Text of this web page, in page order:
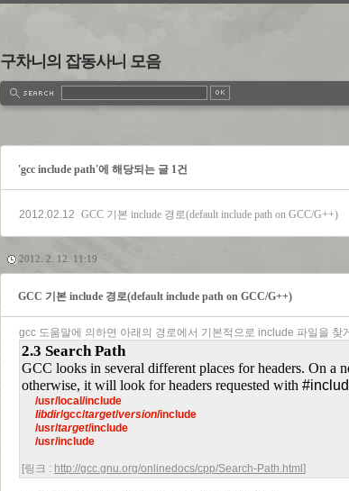
구차니의 잡동사니 모음
'gcc include path'에 해당되는 글 1건
2012.02.12 GCC 기본 include 경로(default include path on GCC/G++)
2012. 2. 12. 11:19
GCC 기본 include 경로(default include path on GCC/G++)
gcc 도움말에 의하면 아래의 경로에서 기본적으로 include 파일을 찾
2.3 Search Path
GCC looks in several different places for headers. On a
otherwise, it will look for headers requested with
     /usr/local/include
libdir/gcc/target/version/include
     /usr/
target/include
     /usr/include
[링크 : http://gcc.gnu.org/onlinedocs/cpp/Search-Path.html ]